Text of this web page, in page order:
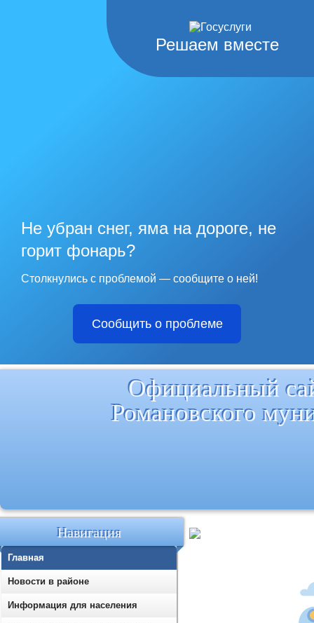
Решаем вместе
Не убран снег, яма на дороге, не
горит фонарь?
Столкнулись с проблемой — сообщите о ней!
Сообщить о проблеме
Официальный
Романовского
Навигация
Главная
Новости в районе
Информация для населения